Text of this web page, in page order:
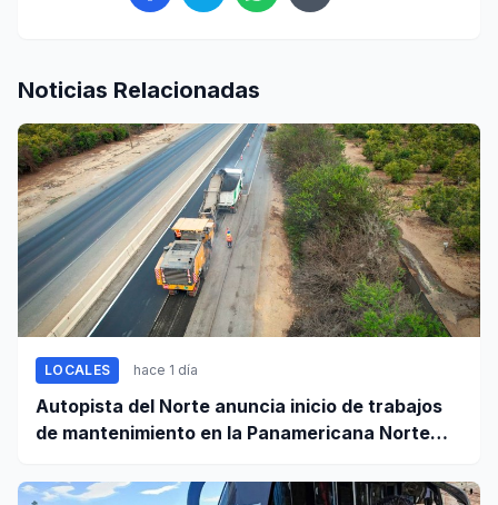
Noticias Relacionadas
LOCALES hace 1 día
Autopista del Norte anuncia inicio de trabajos
de mantenimiento en la Panamericana Norte